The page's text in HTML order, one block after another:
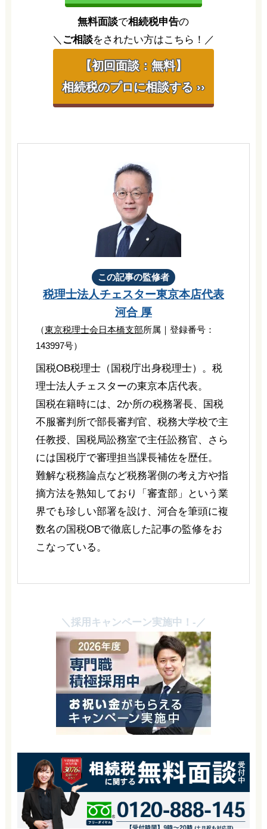
無料面談で相続税申告の
＼ ご相談をされたい方はこちら！／
【初回面談：無料】
相続税のプロに相談する ››
この記事の監修者
税理士法人チェスター東京本店代表
河合 厚
（東京税理士会日本橋支部所属｜登録番号：
143997号）
国税OB税理士（国税庁出身税理士）。税
理士法人チェスターの東京本店代表。
国税在籍時には、2か所の税務署長、国税
不服審判所で部長審判官、税務大学校で主
任教授、国税局訟務室で主任訟務官、さら
には国税庁で審理担当課長補佐を歴任。
難解な税務論点など税務署側の考え方や指
摘方法を熟知しており「審査部」という業
界でも珍しい部署を設け、河合を筆頭に複
数名の国税OBで徹底した記事の監修をお
こなっている。
＼採用キャンペーン実施中！-／